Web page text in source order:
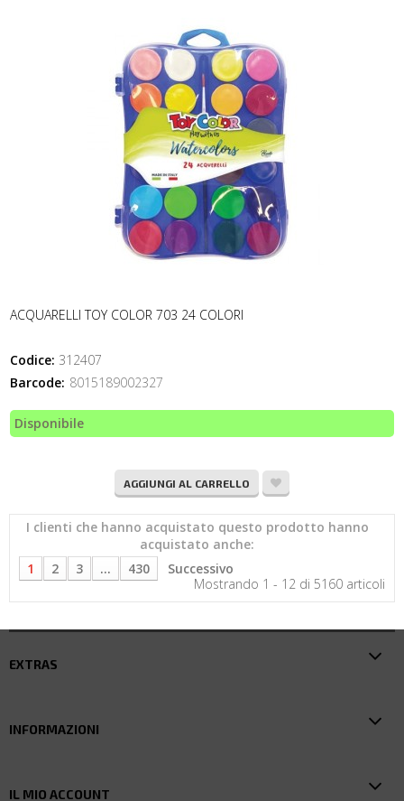
ACQUARELLI TOY COLOR 703 24 COLORI
Codice: 312407
Barcode: 8015189002327
Disponibile
AGGIUNGI AL CARRELLO
I clienti che hanno acquistato questo prodotto hanno
acquistato anche:
1
2 3 ... 430
Successivo
Mostrando 1 - 12 di 5160 articoli
EXTRAS
INFORMAZIONI
IL MIO ACCOUNT